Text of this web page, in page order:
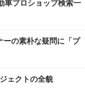
プロショップ検索一
ーの素朴な疑問に「プ
ェクトの全貌